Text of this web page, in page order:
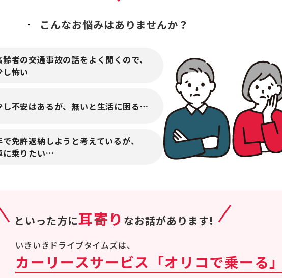
こんなお悩みはありませんか？
者の交通事故の話をよく聞くので、
怖い
し不安はあるが、無いと生活に困る…
免許返納しようと考えているが、
に乗りたい…
といった方に耳寄り なお話があります!
いきいきドライブタイムズは、
カーリースサービス 「オリコで乗ーる」